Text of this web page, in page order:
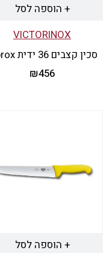
+ הוספה לסל
VICTORINOX
סכין קצבים 36 ידית Fibrox
₪456
+ הוספה לסל